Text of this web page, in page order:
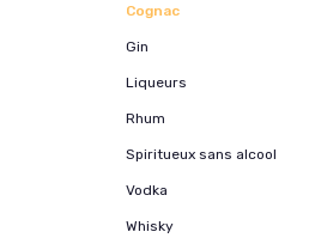
Cognac
Gin
Liqueurs
Rhum
Spiritueux sans alcool
Vodka
Whisky